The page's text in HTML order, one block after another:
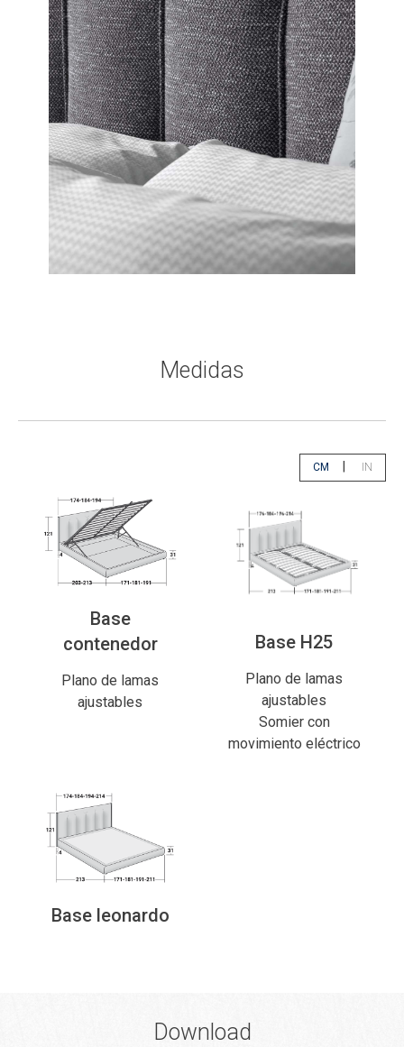
Medidas
CM
|
IN
Base
contenedor
Plano de lamas
ajustables
Base H25
Plano de lamas
ajustables
Somier con
movimiento eléctrico
Base leonardo
Download